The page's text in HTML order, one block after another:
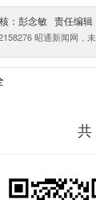
：彭念敏 责任编辑
昭通新闻网，
共